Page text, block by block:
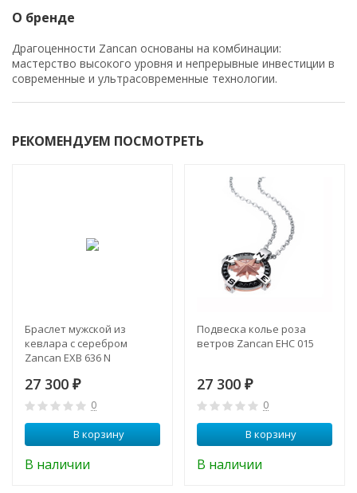
О бренде
Драгоценности Zancan основаны на комбинации:
мастерство высокого уровня и непрерывные инвестиции в
современные и ультрасовременные технологии.
РЕКОМЕНДУЕМ ПОСМОТРЕТЬ
Браслет мужской из
кевлара с серебром
Zancan EXB 636 N
27 300 ₽
0
В корзину
В наличии
Подвеска колье роза
ветров Zancan EHC 015
27 300 ₽
0
В корзину
В наличии